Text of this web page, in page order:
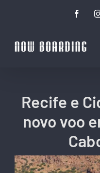
conteúdo
Recife e
novo voo